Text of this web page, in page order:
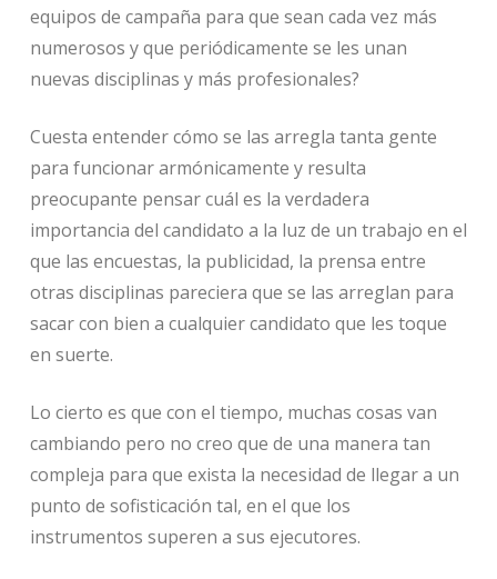
equipos de campaña para que sean cada vez más
numerosos y que periódicamente se les unan
nuevas disciplinas y más profesionales?
Cuesta entender cómo se las arregla tanta gente
para funcionar armónicamente y resulta
preocupante pensar cuál es la verdadera
importancia del candidato a la luz de un trabajo en el
que las encuestas, la publicidad, la prensa entre
otras disciplinas pareciera que se las arreglan para
sacar con bien a cualquier candidato que les toque
en suerte.
Lo cierto es que con el tiempo, muchas cosas van
cambiando pero no creo que de una manera tan
compleja para que exista la necesidad de llegar a un
punto de sofisticación tal, en el que los
instrumentos superen a sus ejecutores.